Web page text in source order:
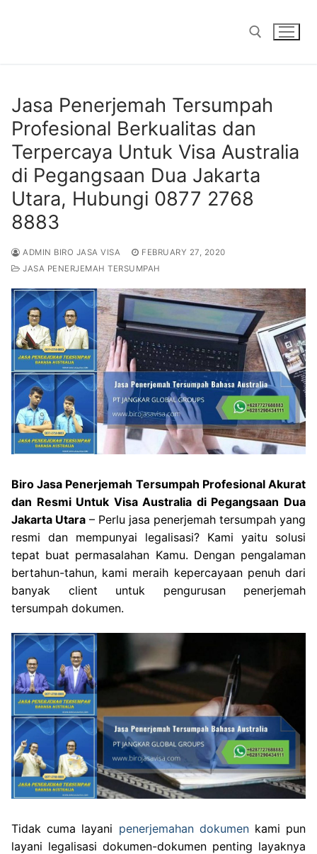
Jasa Penerjemah Tersumpah
Profesional Berkualitas dan
Terpercaya Untuk Visa Australia
di Pegangsaan Dua Jakarta
Utara, Hubungi 0877 2768
8883
ADMIN BIRO JASA VISA
FEBRUARY 27, 2020
JASA PENERJEMAH TERSUMPAH
Biro Jasa Penerjemah Tersumpah Profesional Akurat
dan Resmi Untuk Visa Australia di Pegangsaan Dua
Jakarta Utara – Perlu jasa penerjemah tersumpah yang
resmi dan mempunyai legalisasi? Kami yaitu solusi
tepat buat permasalahan Kamu. Dengan pengalaman
bertahun-tahun, kami meraih kepercayaan penuh dari
banyak client untuk pengurusan penerjemah
tersumpah dokumen.
Tidak cuma layani penerjemahan dokumenkami pun
layani legalisasi dokumen-dokumen penting layaknya